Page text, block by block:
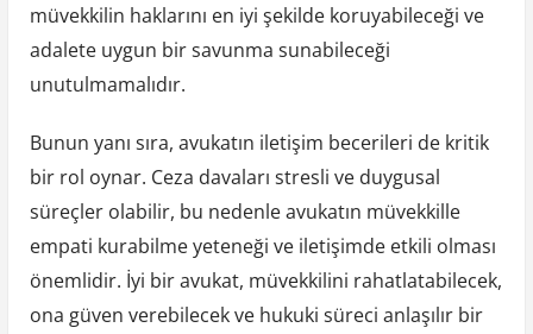
müvekkilin haklarını en iyi şekilde koruyabileceği ve
adalete uygun bir savunma sunabileceği
unutulmamalıdır.
Bunun yanı sıra, avukatın iletişim becerileri de kritik
bir rol oynar. Ceza davaları stresli ve duygusal
süreçler olabilir, bu nedenle avukatın müvekkille
empati kurabilme yeteneği ve iletişimde etkili olması
önemlidir. İyi bir avukat, müvekkilini rahatlatabilecek,
ona güven verebilecek ve hukuki süreci anlaşılır bir